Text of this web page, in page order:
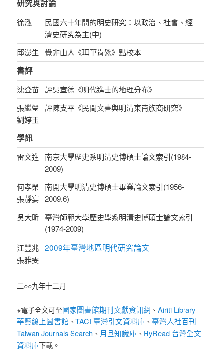
研究與討論
徐泓
民國六十年間的明史研究：以政治、社會、經
濟史研究為主(中)
邱澎生
覺非山人《珥筆肯綮》點校本
書評
沈登苗 評吳宣德《明代進士的地理分布》
張繼瑩
劉婷玉
評陳支平《民間文書與明清東南族商研究》
學訊
雷文進
南京大學歷史系明清史博碩士論文索引(1984-
2009)
何孝榮
張靜宴
南開大學明清史博碩士畢業論文索引(1956-
2009.6)
吳大昕
臺灣師範大學歷史學系明清史博碩士論文索引
(1974-2009)
江豐兆
張雅雯
2009年臺灣地區明代研究論文
二○○九年十二月
※電子全文可至國家圖書館期刊文獻資訊網 、Airiti Library
華藝線上圖書館 、TACI 臺灣引文資料庫 、 臺灣人社百刊
Taiwan Journals Search 、 月旦知識庫 、 HyRead 台灣全文
資料庫下載。